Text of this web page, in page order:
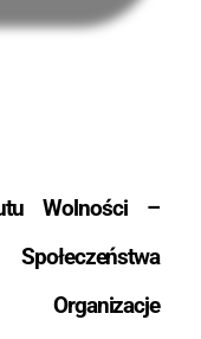
Wolności –
Organizacje